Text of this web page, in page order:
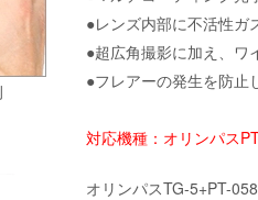
●レンズ内部に不活性ガ
●超広角撮影に加え、ワ
●フレアーの発生を防止
対応機種：オリンパス
オリンパスTG-5+PT-058